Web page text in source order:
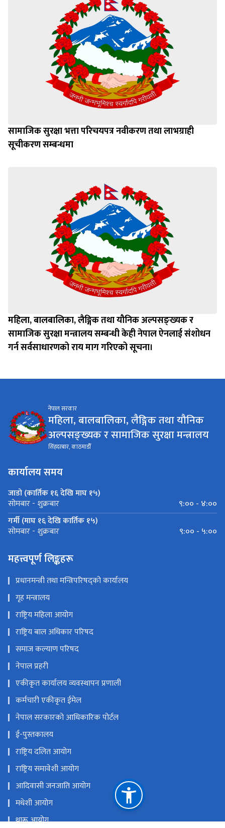
सामाजिक सुरक्षा भत्ता परिचयपत्र नवीकरण तथा लाभग्राही
सूचीकरण सम्बन्धमा
महिला, बालबालिका, लैङ्गिक तथा यौनिक अल्पसङ्ख्यक र
सामाजिक सुरक्षा मन्त्रालय सम्बन्धी केही नेपाल ऐनलाई संशोधन
गर्न सर्वसाधारणको राय माग गरिएको सूचना।
नेपाल सरकार
महिला, बालबालिका, लैङ्गिक तथा यौनिक
अल्पसङ्ख्यक र सामाजिक सुरक्षा मन्त्रालय
सिंहदरबार, काठमाडौँ
कार्यालय समय
जाडो (कार्तिक १६ देखि माघ १५)
सोमबार - शुक्रबार
९:०० - ४:००
गर्मी (माघ १६ देखि कार्तिक १५)
सोमबार - शुक्रबार ९:०० - ५:००
महत्त्वपूर्ण लिङ्कहरू
प्रधानमन्त्री तथा मन्त्रिपरिषद्को कार्यालय
गृह मन्त्रालय
राष्ट्रिय महिला आयोग
राष्ट्रिय बाल अधिकार परिषद
समाज कल्याण परिषद
नेपाल प्रहरी
एकीकृत कार्यालय व्यवस्थापन प्रणाली
कर्मचारी एकीकृत ईमेल
नेपाल सरकारको आधिकारिक पोर्टल
ई-पुस्तकालय
राष्ट्रिय दलित आयोग
राष्ट्रिय समावेशी आयोग
आदिवासी जनजाति आयोग
मधेशी आयोग
थारू आयोग